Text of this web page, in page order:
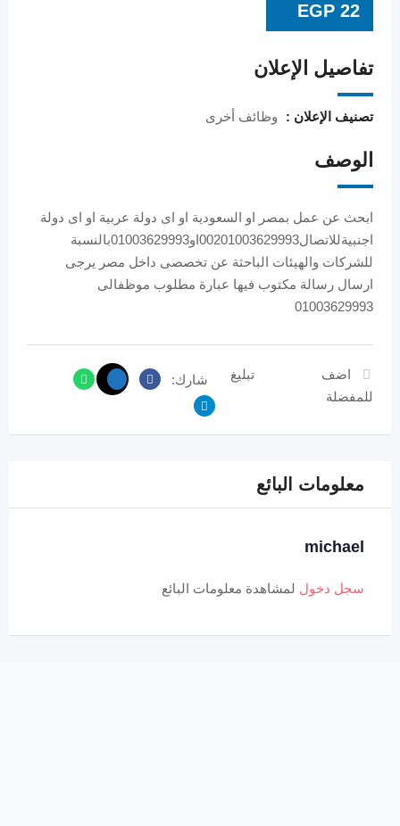
EGP 22
تفاصيل الإعلان
تصنيف الإعلان : وظائف أخرى
الوصف
ابحث عن عمل بمصر او السعودية او اى دولة عربية او اى دولة
اجنبيةللاتصال00201003629993او01003629993بالنسبة
للشركات والهيئات الباحثة عن تخصصى داخل مصر يرجى
ارسال رسالة مكتوب فيها عبارة مطلوب موظفالى
01003629993
اضف
للمفضلة
تبليغ شارك:
معلومات البائع
michael
سجل دخول لمشاهدة معلومات البائع